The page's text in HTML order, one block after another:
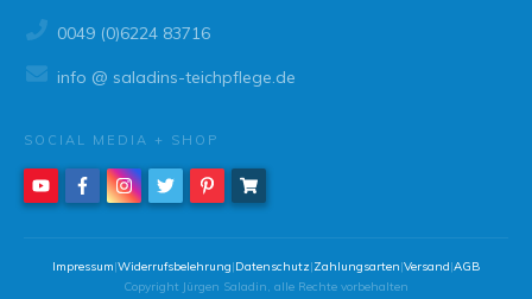
0049 (0)6224 83716
info @ saladins-teichpflege.de
SOCIAL MEDIA + SHOP
Impressum|Widerrufsbelehrung|Datenschutz|Zahlungsarten|Versand|AGB
Copyright Jürgen Saladin, alle Rechte vorbehalten